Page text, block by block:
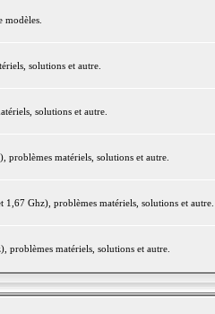
modèles.
solutions et autre.
solutions et autre.
matériels, solutions et autre.
Ghz), problèmes matériels, solutions et autre.
matériels, solutions et autre.